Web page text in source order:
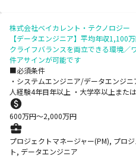
株式会社ベイカレント・テクノロジー
【データエンジニア】平均年収1,100
クライフバランスを両立できる環境／
件アサインが可能です
■必須条件
・システムエンジニア/データエンジ
人経験4年目年以上 ・大学卒以上また
600万円〜2,000万円
プロジェクトマネージャー(PM), プロ
ト, データエンジニア